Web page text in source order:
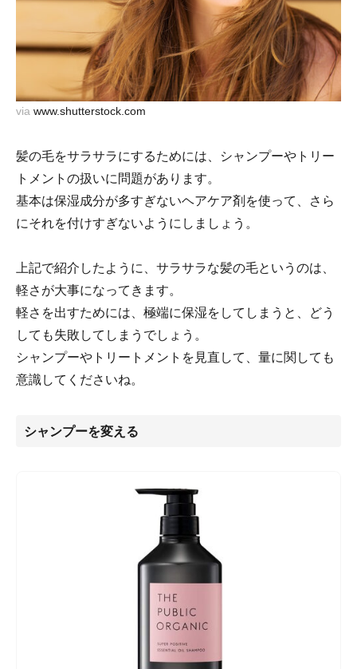
via www.shutterstock.com
髪の毛をサラサラにするためには、シャンプーやトリー
トメントの扱いに問題があります。
基本は保湿成分が多すぎないヘアケア剤を使って、さら
にそれを付けすぎないようにしましょう。
上記で紹介したように、サラサラな髪の毛というのは、
軽さが大事になってきます。
軽さを出すためには、極端に保湿をしてしまうと、どう
しても失敗してしまうでしょう。
シャンプーやトリートメントを見直して、量に関しても
意識してくださいね。
シャンプーを変える